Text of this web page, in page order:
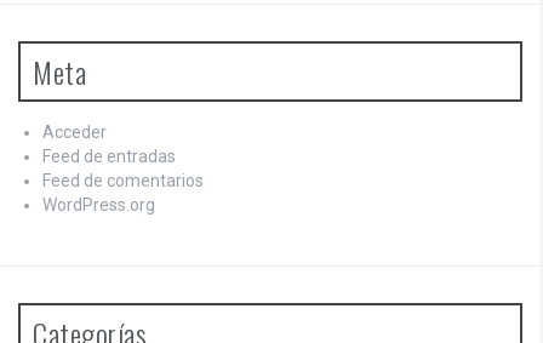
Meta
Acceder
Feed de entradas
Feed de comentarios
WordPress.org
Categorías